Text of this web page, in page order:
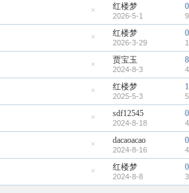
藏
置
帖
红楼梦
2026-5-1
0
藏
置
帖
红楼梦
2026-3-29
0
藏
置
帖
贾宝玉
2024-8-3
8
藏
置
帖
红楼梦
2025-5-3
藏
置
帖
sdf12545
2024-8-18
0
藏
置
帖
dacaoacao
2024-8-16
0
藏
红楼梦
2024-8-8
0